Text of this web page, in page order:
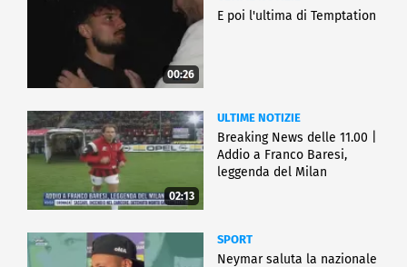
00:26
E poi l'ultima di Temptation
02:13
ULTIME NOTIZIE
Breaking News delle 11.00 |
Addio a Franco Baresi,
leggenda del Milan
SPORT
Neymar saluta la nazionale